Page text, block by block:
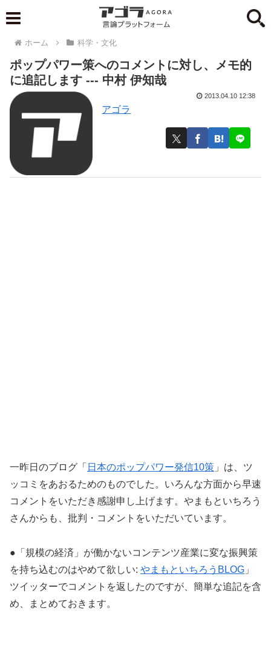
ホーム 科学・文化
ポップパワー策へのコメントに対し、メモ的
に追記します --- 中村 伊知哉
アゴラ
2013.04.10 12:38
一昨日のブログ「 日本のポップパワー発信10策 」は、ツ
ッコミをあおるためのものでした。いろんな方面から早速
コメントをいただき感謝申し上げます。やまもといちろう
さんからも、批判・コメントをいただいています。
●「規模の経済」が働かないコンテンツ産業に変な振興策
を持ち込むのはやめて欲しい: やまもといちろうBLOG 」
ツイッターでコメントを返したのですが、簡単な追記を含
め、まとめておきます。